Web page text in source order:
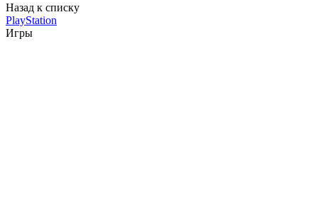
Назад к списку
PlayStation
Игры